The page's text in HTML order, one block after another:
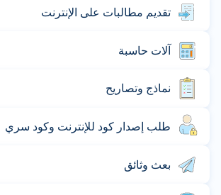
تقديم مطالبات على الإنترنت
آلات حاسبة
نماذج وتصاريح
طلب إصدار كود للإنترنت وكود سري
بعث وثائق